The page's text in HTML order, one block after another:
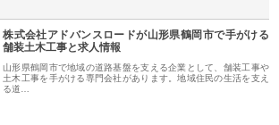
株式会社アドバンスロードが山形県鶴岡市で手がける
舗装土木工事と求人情報
山形県鶴岡市で地域の道路基盤を支える企業として、舗装工事や
土木工事を手がける専門会社があります。地域住民の生活を支え
る道…